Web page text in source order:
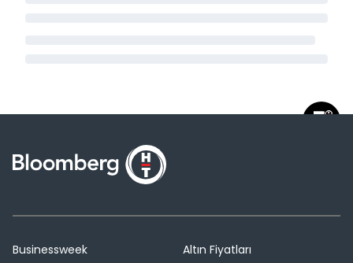
Businessweek
Altın Fiyatları